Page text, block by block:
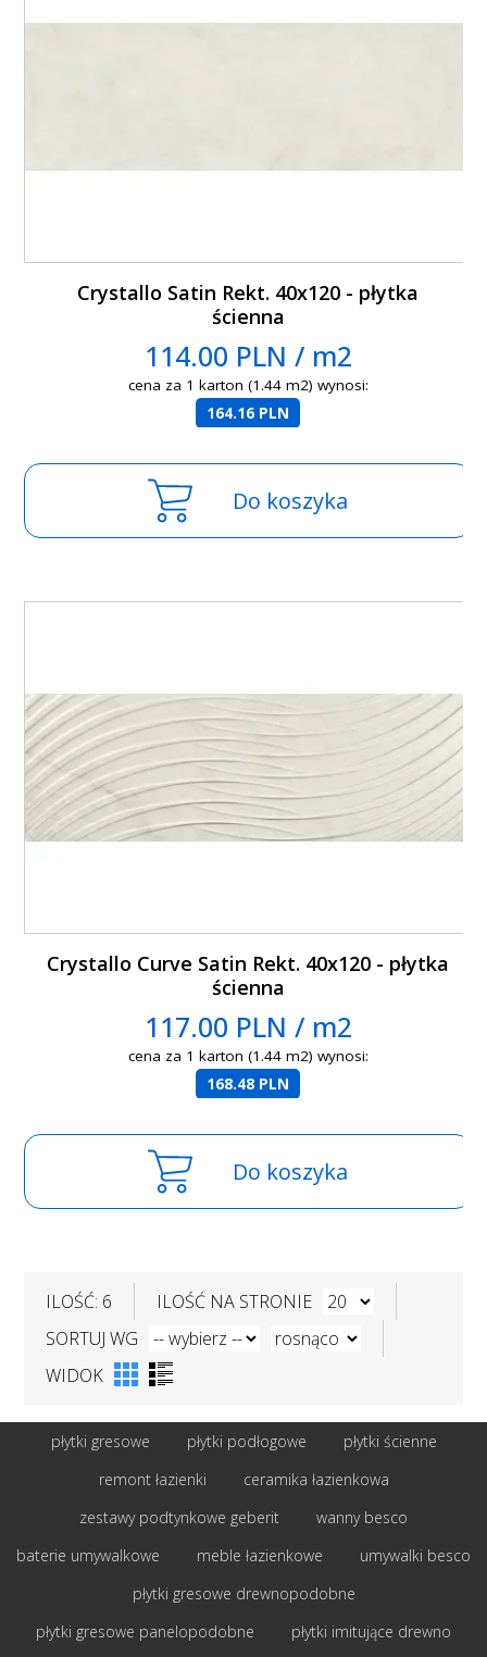
Crystallo Satin Rekt. 40x120 - płytka
ścienna
114.00 PLN / m2
cena za 1 karton (1.44 m2) wynosi:
164.16 PLN
Do koszyka
Crystallo Curve Satin Rekt. 40x120 - płytka
ścienna
117.00 PLN / m2
cena za 1 karton (1.44 m2) wynosi:
168.48 PLN
Do koszyka
ILOŚĆ: 6
ILOŚĆ NA STRONIE
SORTUJ WG
WIDOK
płytki gresowe płytki podłogowe
płytki ścienne
remont łazienki
ceramika łazienkowa
zestawy podtynkowe geberit
wanny besco
baterie umywalkowe
meble łazienkowe
umywalki besco
płytki gresowe drewnopodobne
płytki gresowe panelopodobne
płytki imitujące drewno